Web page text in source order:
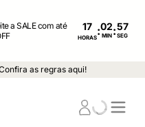
a SALE com até
17
HORAS: MIN : SEG
as regras aqui!